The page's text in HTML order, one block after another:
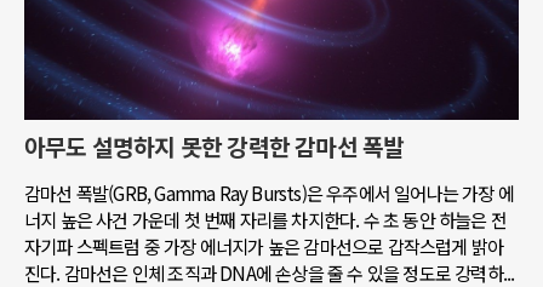
아무도 설명하지 못한 강력한 감마선 폭발
감마선 폭발(GRB, Gamma Ray Bursts)은 우주에서 일어나는 가장 에
너지 높은 사건 가운데 첫 번째 자리를 차지한다. 수 초 동안 하늘은 전
자기파 스펙트럼 중 가장 에너지가 높은 감마선으로 갑작스럽게 밝아
진다. 감마선은 인체 조직과 DNA에 손상을 줄 수 있을 정도로 강력하...